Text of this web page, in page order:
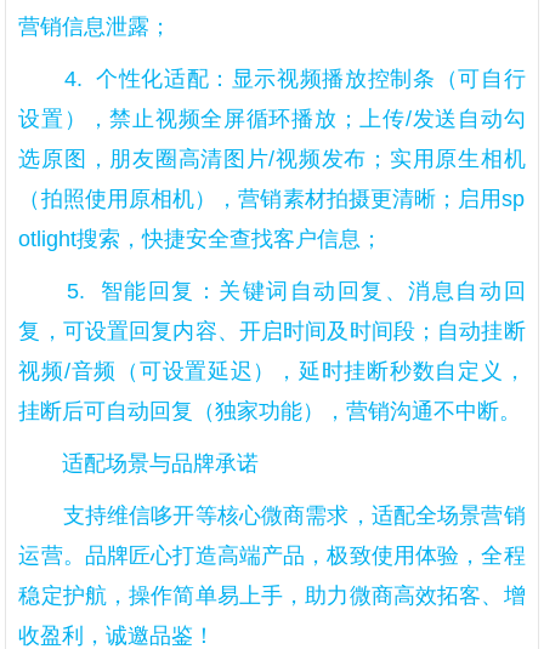
营销信息泄露；
4. 个性化适配：显示视频播放控制条（可自行
设置），禁止视频全屏循环播放；上传/发送自动勾
选原图，朋友圈高清图片/视频发布；实用原生相机
（拍照使用原相机），营销素材拍摄更清晰；启用sp
otlight搜索，快捷安全查找客户信息；
5. 智能回复：关键词自动回复、消息自动回
复，可设置回复内容、开启时间及时间段；自动挂断
视频/音频（可设置延迟），延时挂断秒数自定义，
挂断后可自动回复（独家功能），营销沟通不中断。
适配场景与品牌承诺
支持维信哆开等核心微商需求，适配全场景营销
运营。品牌匠心打造高端产品，极致使用体验，全程
稳定护航，操作简单易上手，助力微商高效拓客、增
收盈利，诚邀品鉴！